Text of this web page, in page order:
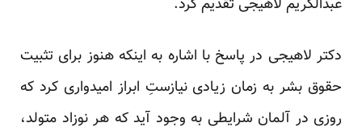
عبدالکریم لاهیجی تقدیم کرد.
دکتر لاهیجی در پاسخ با اشاره به اینکه هنوز برای تثبیت
حقوق بشر به زمان زیادی نیازستِ ابراز امیدواری کرد که
روزی در آلمان شرایطی به وجود آید که هر نوزاد متولد،